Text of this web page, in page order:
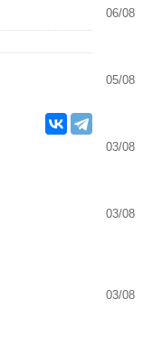
06/08
05/08
03/08
03/08
03/08